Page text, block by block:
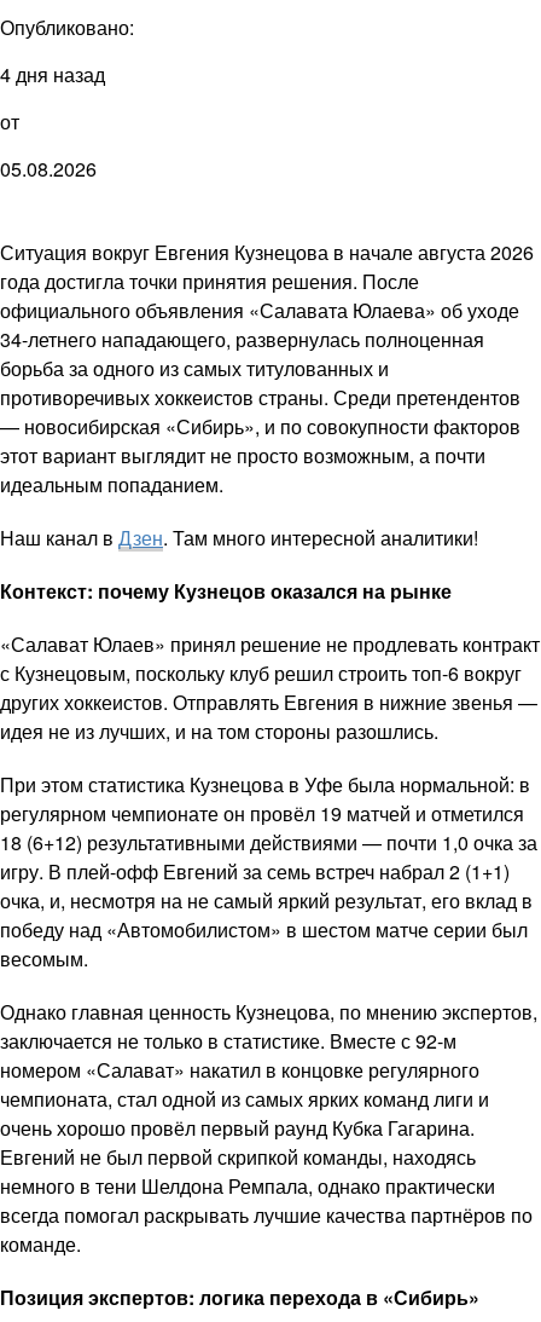
Опубликовано:
4 дня назад
от
05.08.2026
Ситуация вокруг Евгения Кузнецова в начале августа 2026
года достигла точки принятия решения. После
официального объявления «Салавата Юлаева» об уходе
34-летнего нападающего, развернулась полноценная
борьба за одного из самых титулованных и
противоречивых хоккеистов страны. Среди претендентов
— новосибирская «Сибирь», и по совокупности факторов
этот вариант выглядит не просто возможным, а почти
идеальным попаданием.
Наш канал в Дзен. Там много интересной аналитики!
Контекст: почему Кузнецов оказался на рынке
«Салават Юлаев» принял решение не продлевать контракт
с Кузнецовым, поскольку клуб решил строить топ-6 вокруг
других хоккеистов. Отправлять Евгения в нижние звенья —
идея не из лучших, и на том стороны разошлись.
При этом статистика Кузнецова в Уфе была нормальной: в
регулярном чемпионате он провёл 19 матчей и отметился
18 (6+12) результативными действиями — почти 1,0 очка за
игру. В плей-офф Евгений за семь встреч набрал 2 (1+1)
очка, и, несмотря на не самый яркий результат, его вклад в
победу над «Автомобилистом» в шестом матче серии был
весомым.
Однако главная ценность Кузнецова, по мнению экспертов,
заключается не только в статистике. Вместе с 92-м
номером «Салават» накатил в концовке регулярного
чемпионата, стал одной из самых ярких команд лиги и
очень хорошо провёл первый раунд Кубка Гагарина.
Евгений не был первой скрипкой команды, находясь
немного в тени Шелдона Ремпала, однако практически
всегда помогал раскрывать лучшие качества партнёров по
команде.
Позиция экспертов: логика перехода в «Сибирь»